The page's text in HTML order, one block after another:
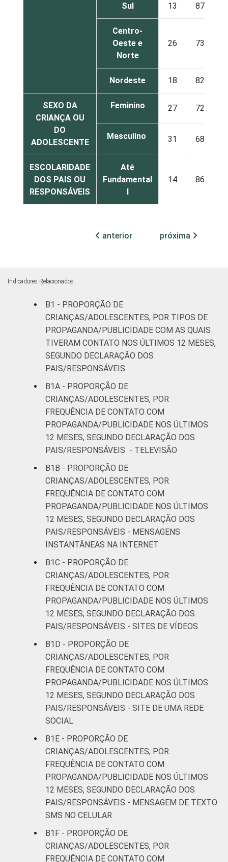
Sul 13 87
Centro-
Oeste e
Norte
26 73
Nordeste 18 82
SEXO DA
CRIANÇA OU
DO
ADOLESCENTE
Feminino 27 72
Masculino 31 68
ESCOLARIDADE
DOS PAIS OU
RESPONSÁVEIS
Até
Fundamental
I
14 86
DA CRIANÇA
OU DO
ADOLESCENTE
anos
De 11 a 12
anos
34 64
De 13 a 14
De 15 a 17
anos
RENDA
FAMILIAR
Até 1 SM 9
Mais de 1
SM até 2 SM
Mais de 2
SM até 3 SM
31 69
Mais de 3
CLASSE
SOCIAL
AB 46
C 21 78
DE 7 91
¹Base: 1 813 usuários de Internet de 9 a 17
anos que viram alguma
propaganda/publicidade de algum produto ou
marca. Dados coletados entre setembro de
2013 e janeiro de 2014.
Fonte: NIC.br - set/2013 a jan/2014
anterior próxima
Indicadores Relacionados
B1 - PROPORÇÃO DE
CRIANÇAS/ADOLESCENTES, POR TIPOS DE
PROPAGANDA/PUBLICIDADE COM AS QUAIS
TIVERAM CONTATO NOS ÚLTIMOS 12 MESES,
SEGUNDO DECLARAÇÃO DOS
PAIS/RESPONSÁVEIS
B1A - PROPORÇÃO DE
CRIANÇAS/ADOLESCENTES, POR
FREQUÊNCIA DE CONTATO COM
PROPAGANDA/PUBLICIDADE NOS ÚLTIMOS
12 MESES, SEGUNDO DECLARAÇÃO DOS
PAIS/RESPONSÁVEIS - TELEVISÃO
B1B - PROPORÇÃO DE
CRIANÇAS/ADOLESCENTES, POR
FREQUÊNCIA DE CONTATO COM
PROPAGANDA/PUBLICIDADE NOS ÚLTIMOS
12 MESES, SEGUNDO DECLARAÇÃO DOS
PAIS/RESPONSÁVEIS - MENSAGENS
INSTANTÂNEAS NA INTERNET
B1C - PROPORÇÃO DE
CRIANÇAS/ADOLESCENTES, POR
FREQUÊNCIA DE CONTATO COM
PROPAGANDA/PUBLICIDADE NOS ÚLTIMOS
12 MESES, SEGUNDO DECLARAÇÃO DOS
PAIS/RESPONSÁVEIS - SITES DE VÍDEOS
B1D - PROPORÇÃO DE
CRIANÇAS/ADOLESCENTES, POR
FREQUÊNCIA DE CONTATO COM
PROPAGANDA/PUBLICIDADE NOS ÚLTIMOS
12 MESES, SEGUNDO DECLARAÇÃO DOS
PAIS/RESPONSÁVEIS - SITE DE UMA REDE
SOCIAL
B1E - PROPORÇÃO DE
CRIANÇAS/ADOLESCENTES, POR
FREQUÊNCIA DE CONTATO COM
PROPAGANDA/PUBLICIDADE NOS ÚLTIMOS
12 MESES, SEGUNDO DECLARAÇÃO DOS
PAIS/RESPONSÁVEIS - MENSAGEM DE TEXTO
SMS NO CELULAR
B1F - PROPORÇÃO DE
CRIANÇAS/ADOLESCENTES, POR
FREQUÊNCIA DE CONTATO COM